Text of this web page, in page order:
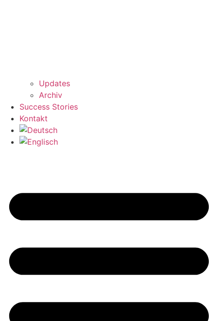
Updates
Archiv
Success Stories
Kontakt